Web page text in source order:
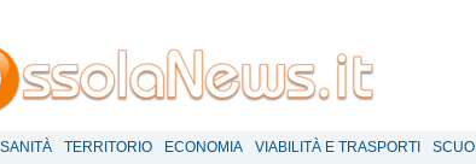
SANITÀ TERRITORIO ECONOMIA VIABILITÀ E TRASPORTI